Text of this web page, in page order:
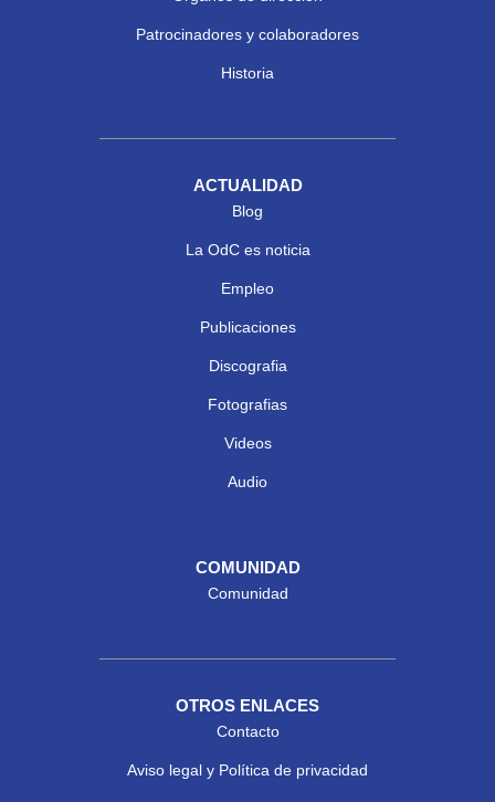
Patrocinadores y colaboradores
Historia
ACTUALIDAD
Blog
La OdC es noticia
Empleo
Publicaciones
Discografia
Fotografias
Videos
Audio
COMUNIDAD
Comunidad
OTROS ENLACES
Contacto
Aviso legal y Política de privacidad